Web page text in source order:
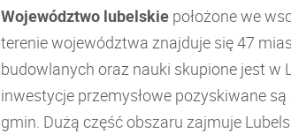
Województwo lubelskie położone we
terenie województwa znajduje się 47
budowlanych oraz nauki skupione jest w
inwestycje przemysłowe pozyskiwane
gmin. Dużą część obszaru zajmuje